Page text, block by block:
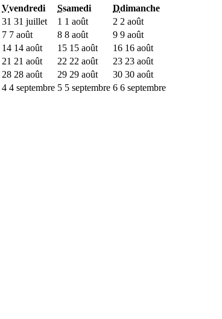
Vvendredi Ssamedi Ddimanche
31 31 juillet 1 1 août 2 2 août
7 7 août 8 8 août 9 9 août
14 14 août 15 15 août 16 16 août
21 21 août 22 22 août 23 23 août
28 28 août 29 29 août 30 30 août
4 4 septembre 5 5 septembre 6 6 septembre